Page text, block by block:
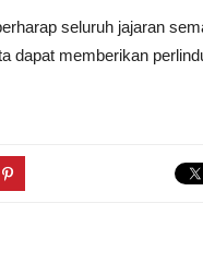
seluruh jajaran
dapat memberikan